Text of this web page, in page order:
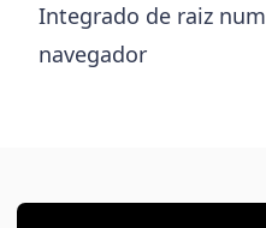
Integrado de raiz num
navegador